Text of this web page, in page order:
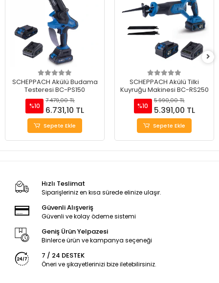
SCHEPPACH Akülü Budama
Testeresi BC-PS150
%10
7.479,00 TL
6.731,10 TL
Sepete Ekle
SCHEPPACH Akülü Tilki
Kuyruğu Makinesi BC-RS250
%10
5.990,00 TL
5.391,00 TL
Sepete Ekle
Hızlı Teslimat
Siparişleriniz en kısa sürede elinize ulaşır.
Güvenli Alışveriş
Güvenli ve kolay ödeme sistemi
Geniş Ürün Yelpazesi
Binlerce ürün ve kampanya seçeneği
7 / 24 DESTEK
Öneri ve şikayetlerinizi bize iletebilirsiniz.